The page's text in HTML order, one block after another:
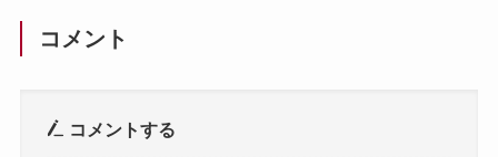
コメント
コメントする